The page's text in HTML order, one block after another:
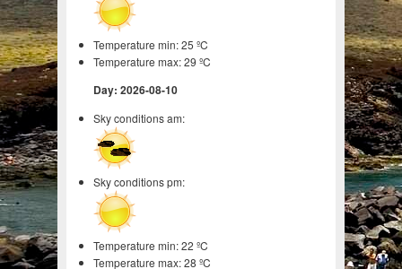
Temperature min: 25 ºC
Temperature max: 29 ºC
Day: 2026-08-10
Sky conditions am:
Sky conditions pm:
Temperature min: 22 ºC
Temperature max: 28 ºC